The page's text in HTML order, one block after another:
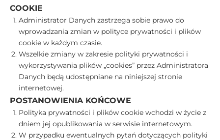
COOKIE
Administrator Danych zastrzega sobie prawo do
wprowadzania zmian w polityce prywatności i plików
cookie w każdym czasie.
Wszelkie zmiany w zakresie polityki prywatności i
wykorzystywania plików „cookies” przez Administratora
Danych będą udostępniane na niniejszej stronie
internetowej.
POSTANOWIENIA KOŃCOWE
Polityka prywatności i plików cookie wchodzi w życie z
dniem jej opublikowania w serwisie internetowym.
W przypadku ewentualnych pytań dotyczących polityki